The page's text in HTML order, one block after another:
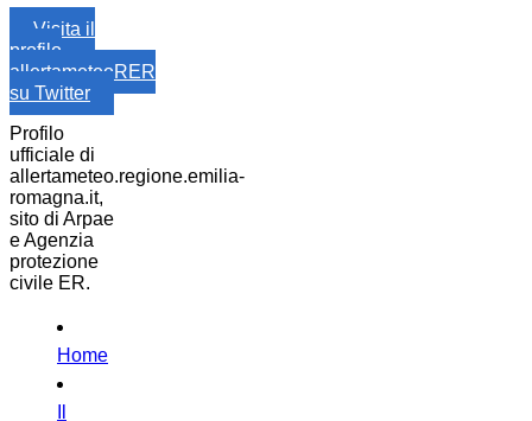
Visita il
profilo
allertameteoRER
su Twitter
Profilo
ufficiale di
allertameteo.regione.emilia-
romagna.it,
sito di Arpae
e Agenzia
protezione
civile ER.
Home